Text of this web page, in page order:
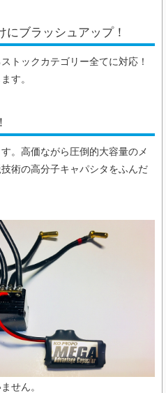
ブラッシュアップ！
トックカテゴリー全てに対応！
す。
。高価ながら圧倒的大容量のメ
術の高分子キャパシタをふんだ
せん。